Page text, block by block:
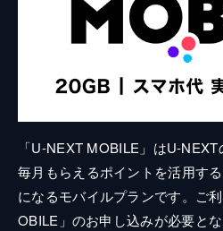
「U-NEXT MOBILE」はU-
毎月もらえるポイントを活用す
になるモバイルプランです。ご
OBILE」のお申し込みが必要とな